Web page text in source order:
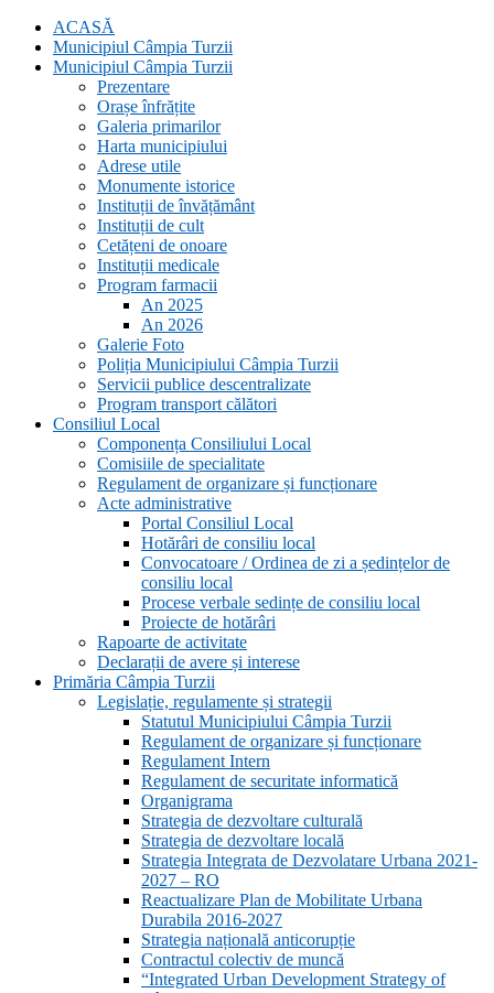
ACASĂ
Municipiul Câmpia Turzii
Municipiul Câmpia Turzii
Prezentare
Orașe înfrățite
Galeria primarilor
Harta municipiului
Adrese utile
Monumente istorice
Instituții de învățământ
Instituții de cult
Cetățeni de onoare
Instituții medicale
Program farmacii
An 2025
An 2026
Galerie Foto
Poliția Municipiului Câmpia Turzii
Servicii publice descentralizate
Program transport călători
Consiliul Local
Componența Consiliului Local
Comisiile de specialitate
Regulament de organizare și funcționare
Acte administrative
Portal Consiliul Local
Hotărâri de consiliu local
Convocatoare / Ordinea de zi a ședințelor de
consiliu local
Procese verbale sedințe de consiliu local
Proiecte de hotărâri
Rapoarte de activitate
Declarații de avere și interese
Primăria Câmpia Turzii
Legislație, regulamente și strategii
Statutul Municipiului Câmpia Turzii
Regulament de organizare și funcționare
Regulament Intern
Regulament de securitate informatică
Organigrama
Strategia de dezvoltare culturală
Strategia de dezvoltare locală
Strategia Integrata de Dezvolatare Urbana 2021-
2027 – RO
Reactualizare Plan de Mobilitate Urbana
Durabila 2016-2027
Strategia națională anticorupție
Contractul colectiv de muncă
“Integrated Urban Development Strategy of